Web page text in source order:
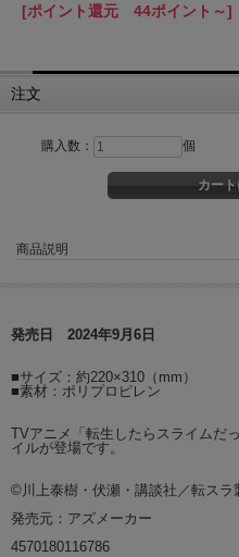
[ポイント還元 44ポイント～]
注文
購入数： 個
商品説明
発売日 2024年9月6日
■サイズ：約220×310（mm）
■素材：ポリプロピレン
TVアニメ「転生したらスライムだ
イルが登場です。
©川上泰樹・伏瀬・講談社／転スラ
発売元：アズメーカー
4570180116786